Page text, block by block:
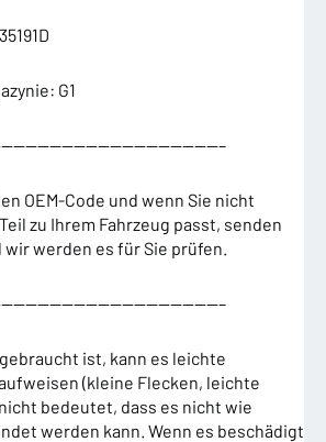
G1
OEM-Code und wenn Sie nicht
zu Ihrem Fahrzeug passt, senden
wir werden es für Sie prüfen.
ist, kann es leichte
(kleine Flecken, leichte
bedeutet, dass es nicht wie
werden kann. Wenn es beschädigt